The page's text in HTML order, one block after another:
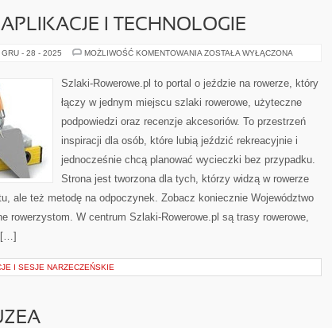
I TECHNOLOGIE
GRU - 28 - 2025 MOŻLIWOŚĆ KOMENTOWANIA ROWEROWE
TECHNOLOGIE
ZOSTAŁA WYŁĄCZONA
Szlaki-Rowerowe.pl to portal o jeździe na rowerze, który
łączy w jednym miejscu szlaki rowerowe, użyteczne
podpowiedzi oraz recenzje akcesoriów. To przestrzeń
inspiracji dla osób, które lubią jeździć rekreacyjnie i
jednocześnie chcą planować wycieczki bez przypadku.
Strona jest tworzona dla tych, którzy widzą w rowerze
ale też metodę na odpoczynek. Zobacz koniecznie Województwo
rowerzystom. W centrum Szlaki-Rowerowe.pl są trasy rowerowe,
[…]
I SESJE NARZECZEŃSKIE